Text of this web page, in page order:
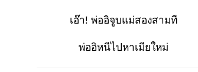
เอ๊า! พ่ออิจูบแม่สองสามที
พ่ออิหนีไปหาเมียใหม่